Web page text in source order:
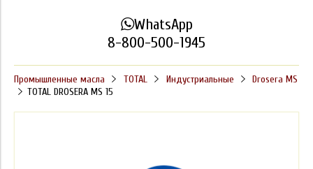
WhatsApp
8-800-500-1945
Промышленные масла TOTAL Индустриальные
Drosera MS
TOTAL DROSERA MS 15